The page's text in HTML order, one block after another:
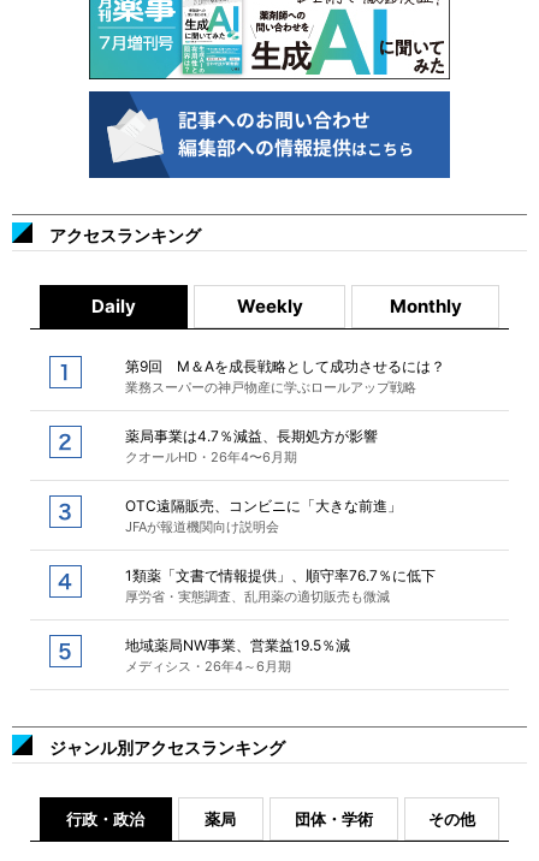
アクセスランキング
Daily Weekly Monthly
第9回 M＆Aを成長戦略として成功させるには？
業務スーパーの神戸物産に学ぶロールアップ戦略
薬局事業は4.7％減益、長期処方が影響
クオールHD・26年4〜6月期
OTC遠隔販売、コンビニに「大きな前進」
JFAが報道機関向け説明会
1類薬「文書で情報提供」、順守率76.7％に低下
厚労省・実態調査、乱用薬の適切販売も微減
地域薬局NW事業、営業益19.5％減
メディシス・26年4～6月期
ジャンル別アクセスランキング
行政・政治 薬局 団体・学術 その他